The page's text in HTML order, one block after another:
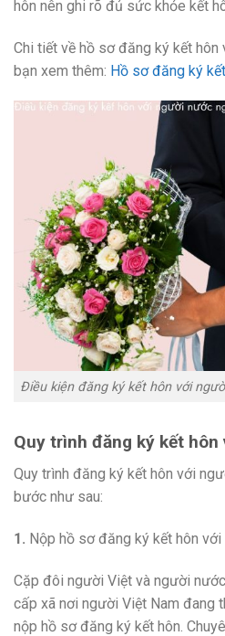
hôn nên ghi rõ đủ sức khỏe kết
Chi tiết về hồ sơ đăng ký kết
bạn xem thêm: Hồ sơ đăng ký
Điều kiện đăng ký kết hôn với
Quy trình đăng ký kết
Quy trình đăng ký kết hôn với
bước như sau:
1. Nộp hồ sơ đăng ký kết hôn
Cặp đôi người Việt và người
cấp xã nơi người Việt Nam đang
nộp hồ sơ đăng ký kết hôn.